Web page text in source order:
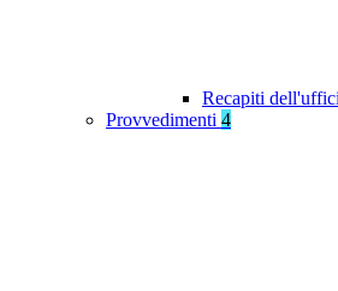
Recapiti
Provvedimenti 4